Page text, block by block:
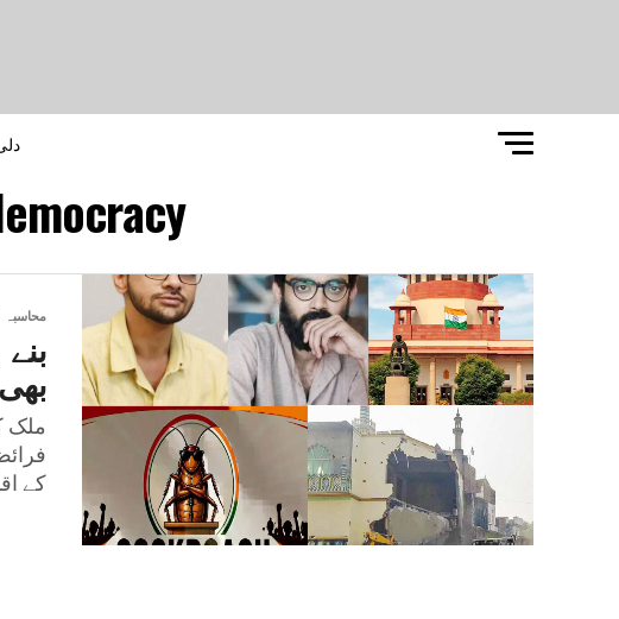
محاسبہ
بھی
ملک
کے